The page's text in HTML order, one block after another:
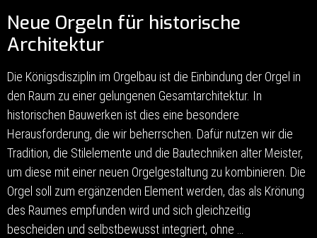
Neue Orgeln für historische
Architektur
Die Königsdisziplin im Orgelbau ist die Einbindung der Orgel in
den Raum zu einer gelungenen Gesamtarchitektur. In
historischen Bauwerken ist dies eine besondere
Herausforderung, die wir beherrschen. Dafür nutzen wir die
Tradition, die Stilelemente und die Bautechniken alter Meister,
um diese mit einer neuen Orgelgestaltung zu kombinieren. Die
Orgel soll zum ergänzenden Element werden, das als Krönung
des Raumes empfunden wird und sich gleichzeitig
bescheiden und selbstbewusst integriert, ohne …